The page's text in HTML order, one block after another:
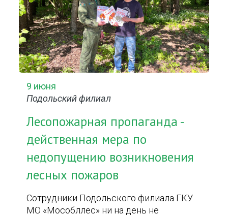
9 июня
Подольский филиал
Лесопожарная пропаганда -
действенная мера по
недопущению возникновения
лесных пожаров
Сотрудники Подольского филиала ГКУ
МО «Мособллес» ни на день не